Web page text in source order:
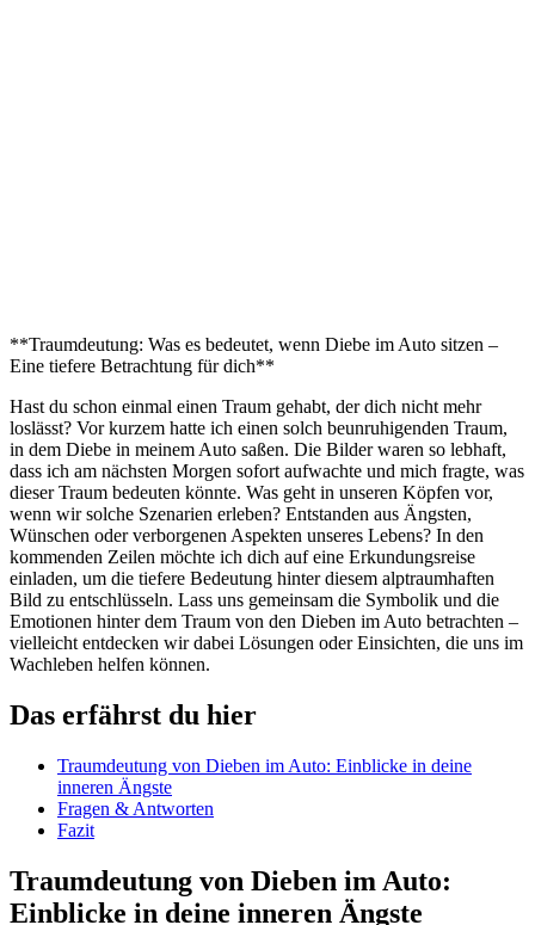
**Traumdeutung: Was es bedeutet, ⁣wenn Diebe im Auto sitzen ‌–⁢
Eine tiefere Betrachtung​ für dich**
Hast du schon einmal einen ‍Traum gehabt, der ‍dich nicht mehr
⁢loslässt? Vor kurzem ⁤hatte⁤ ich einen solch beunruhigenden Traum,
in dem ‍Diebe in meinem ⁢Auto saßen. Die Bilder waren so ‍lebhaft,
dass ich am nächsten Morgen sofort aufwachte und mich fragte, ⁢was
dieser Traum bedeuten ​könnte. Was geht in unseren Köpfen vor,
wenn wir solche Szenarien ⁢erleben?​ Entstanden aus Ängsten,
⁤Wünschen oder verborgenen Aspekten unseres ⁤Lebens? In den⁤
kommenden Zeilen möchte⁢ ich dich auf eine Erkundungsreise
einladen, um die tiefere Bedeutung hinter diesem alptraumhaften⁤
Bild zu entschlüsseln. Lass uns gemeinsam die⁣ Symbolik und ‍die
Emotionen hinter ⁤dem Traum von den Dieben im⁣ Auto betrachten –
vielleicht entdecken wir dabei Lösungen oder Einsichten, die uns im
Wachleben helfen können.
Das⁤ erfährst du ​hier
Traumdeutung von Dieben im Auto: Einblicke in deine‍
inneren Ängste‌
Fragen & Antworten
Fazit
Traumdeutung ⁣von Dieben im Auto:
Einblicke in deine inneren Ängste